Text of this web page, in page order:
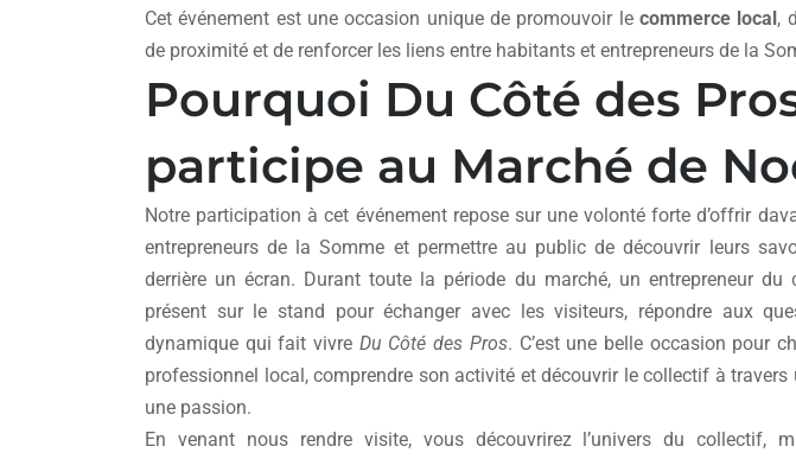
Cet événement est une occasion unique de promouvoir le commerce local ,
de proximité et de renforcer les liens entre habitants et entrepreneurs de la
Pourquoi Du Côté des
participe au Marché de
Notre participation à cet événement repose sur une volonté forte d’offrir
entrepreneurs de la Somme et permettre au public de découvrir leurs
derrière un écran. Durant toute la période du marché, un entrepreneur du
présent sur le stand pour échanger avec les visiteurs, répondre aux
dynamique qui fait vivre Du Côté des Pros. C’est une belle occasion pour
professionnel local, comprendre son activité et découvrir le collectif à travers
une passion.
En venant nous rendre visite, vous découvrirez l’univers du collectif,